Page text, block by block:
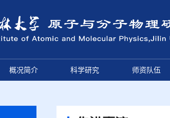
概况简介 科学研究 师资队伍